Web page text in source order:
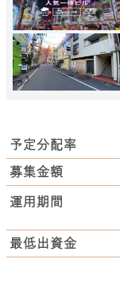
予定分配率
募集金額
運用期間
最低出資金